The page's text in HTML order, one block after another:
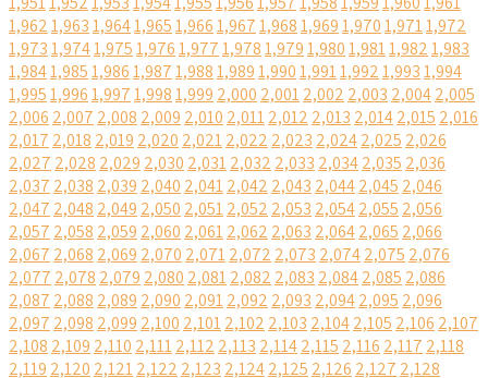
1,9621,9631,9641,9651,9661,9671,9681,9691,9701,9711,972
1,9731,9741,9751,9761,9771,9781,9791,9801,9811,9821,983
1,9841,9851,9861,9871,9881,9891,9901,9911,9921,9931,994
1,9951,9961,9971,9981,999 2,000 2,0012,002 2,003 2,0042,005
2,006 2,007 2,008 2,009 2,010 2,0112,012 2,013 2,0142,015 2,016
2,017 2,018 2,019 2,020 2,0212,022 2,023 2,0242,025 2,026
2,027 2,028 2,029 2,030 2,0312,032 2,033 2,0342,035 2,036
2,037 2,038 2,039 2,040 2,0412,042 2,043 2,0442,045 2,046
2,047 2,048 2,049 2,050 2,0512,052 2,053 2,0542,055 2,056
2,057 2,058 2,059 2,060 2,0612,062 2,063 2,0642,065 2,066
2,067 2,068 2,069 2,070 2,0712,072 2,073 2,0742,075 2,076
2,077 2,078 2,079 2,080 2,0812,082 2,083 2,0842,085 2,086
2,087 2,088 2,089 2,090 2,0912,092 2,093 2,0942,095 2,096
2,097 2,098 2,099 2,100 2,1012,102 2,103 2,1042,105 2,106 2,107
2,108 2,109 2,110 2,1112,112 2,113 2,1142,115 2,116 2,117 2,118
2,119 2,120 2,1212,122 2,123 2,1242,125 2,126 2,127 2,128